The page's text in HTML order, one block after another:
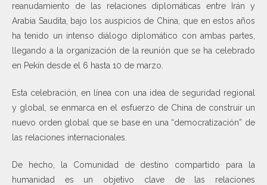
reanudamiento de las relaciones diplomáticas entre Irán y
Arabia Saudita, bajo los auspicios de China, que en estos años
ha tenido un intenso diálogo diplomático con ambas partes,
llegando a la organización de la reunión que se ha celebrado
en Pekín desde el 6 hasta 10 de marzo.
Esta celebración, en línea con una idea de seguridad regional
y global, se enmarca en el esfuerzo de China de construir un
nuevo orden global que se base en una “democratización” de
las relaciones internacionales.
De hecho, la Comunidad de destino compartido para la
humanidad es un objetivo clave de las relaciones